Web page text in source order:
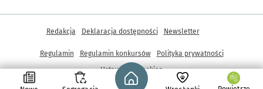
Strona główna - wroclaw.pl
Inne informacje
Redakcja Deklaracja dostępności Newsletter
Regulamin Regulamin konkursów
Polityka prywatności
Ustawienia cookies